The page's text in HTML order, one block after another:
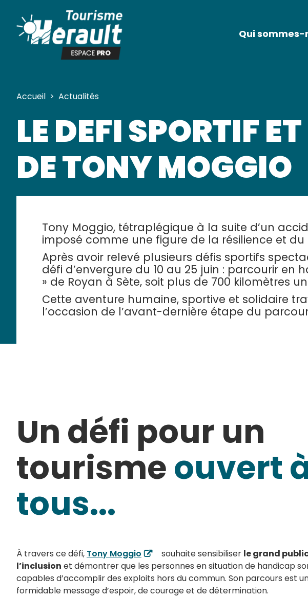
Qui sommes-
Accueil > Actualités
LE DEFI SPORTIF
DE TONY MOGGIO
Tony Moggio, tétraplégique à la suite d’un
imposé comme une figure de la résilience et
Après avoir relevé plusieurs défis sportifs
défi d’envergure du 10 au 25 juin : parcourir en
» de Royan à Sète, soit plus de 700 kilomètres
Cette aventure humaine, sportive et solidaire
l’occasion de l’avant-dernière étape du
Un défi pour un
tourismeouvert
tous...
À travers ce défi, Tony Moggio souhaite sensibiliser le grand
l’inclusion et démontrer que les personnes en situation de handicap
capables d’accomplir des exploits hors du commun. Son parcours est
formidable message d’espoir, de courage et de détermination.